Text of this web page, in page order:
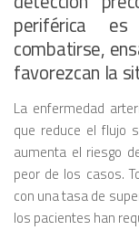
periférica
combatirse,
favorezcan la
La enfermedad
que reduce el flujo
aumenta el riesgo
peor de los casos.
con una tasa de
los pacientes han